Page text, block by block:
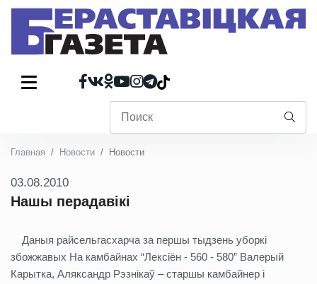
Главная Новости Новости
03.08.2010
Нашы перадавікі
Даныя райсельгасхарча за першы тыдзень уборкі
збожжавых На камбайнах “Лексіён - 560 - 580” Валерый
Карытка, Аляксандр Рэзнікаў – старшы камбайнер і